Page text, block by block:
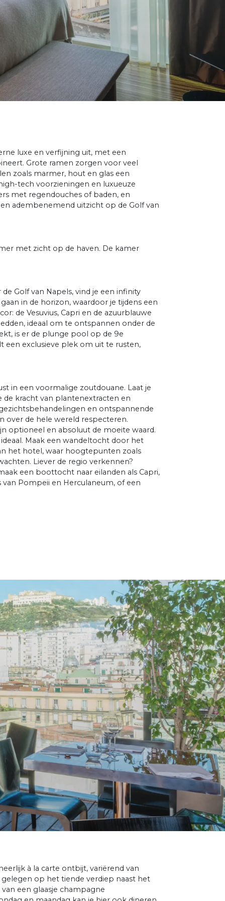
luxe en verfijning uit, met een
Grote ramen zorgen voor veel
zoals marmer, hout en glas een
tech voorzieningen en luxueuze
met regendouches of baden, en
adembenemend uitzicht op de Golf van
met zicht op de haven. De kamer
Golf van Napels, vind je een infinity
in de horizon, waardoor je tijdens een
de Vesuvius, Capri en de azuurblauwe
ideaal om te ontspannen onder de
is er de plunge pool op de 9e
exclusieve plek om uit te rusten,
in een voormalige zoutdouane. Laat je
kracht van plantenextracten en
en ontspannende
over de hele wereld respecteren.
optioneel en absoluut de moeite waard.
Maak een wandeltocht door het
het hotel, waar hoogtepunten zoals
Liever de regio verkennen?
een boottocht naar eilanden als Capri,
van Pompeii en Herculaneum, of een
à la carte ontbijt, variërend van
gelegen op het tiende verdiep naast het
een glaasje champagne